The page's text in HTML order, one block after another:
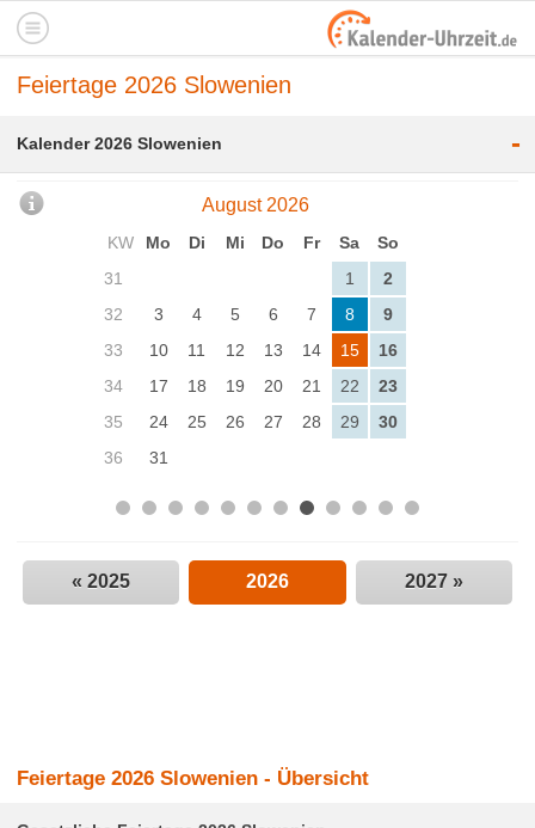
Feiertage 2026 Slowenien
Kalender 2026 Slowenien -
August 2026
KW Mo Di Mi Do Fr Sa
So
31
1
2
32
3 4 5 6 7 8
9
33
10 11 12 13 14 15
16
34
17 18 19 20 21 22
23
35
24 25 26 27 28 29
30
36
31
« 2025 2026 2027 »
Feiertage 2026 Slowenien - Übersicht